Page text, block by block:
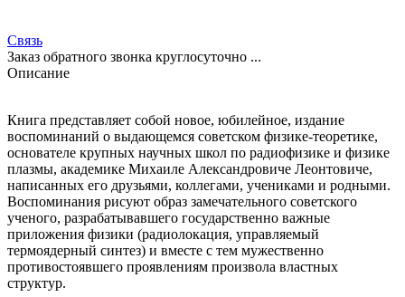
Связь
Заказ обратного звонка круглосуточно ...
Описание
Книга представляет собой новое, юбилейное, издание
воспоминаний о выдающемся советском физике-теоретике,
основателе крупных научных школ по радиофизике и физике
плазмы, академике Михаиле Александровиче Леонтовиче,
написанных его друзьями, коллегами, учениками и родными.
Воспоминания рисуют образ замечательного советского
ученого, разрабатывавшего государственно важные
приложения физики (радиолокация, управляемый
термоядерный синтез) и вместе с тем мужественно
противостоявшего проявлениям произвола властных
структур.